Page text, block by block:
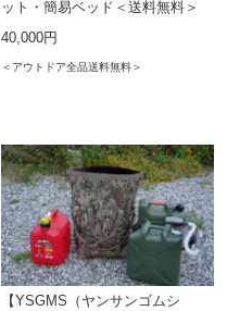
ット・簡易ベッド＜送料無料＞
40,000円
＜アウトドア全品送料無料＞
【YSGMS（ヤンサンゴムシ